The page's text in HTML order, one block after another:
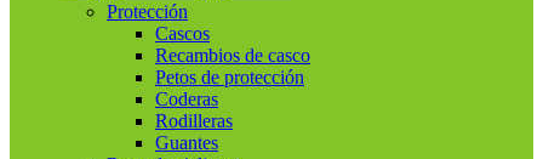
Protección
Cascos
Recambios de casco
Petos de protección
Coderas
Rodilleras
Guantes